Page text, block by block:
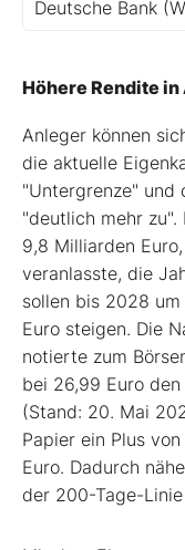
Deutsche Bank
Höhere Rendite
Anleger können
die aktuelle
"Untergrenze" und
"deutlich mehr
9,8 Milliarden
veranlasste, die
sollen bis 2028
Euro steigen. Die
notierte zum
bei 26,99 Euro
(Stand: 20. Mai
Papier ein Plus
Euro. Dadurch
der 200-Tage-